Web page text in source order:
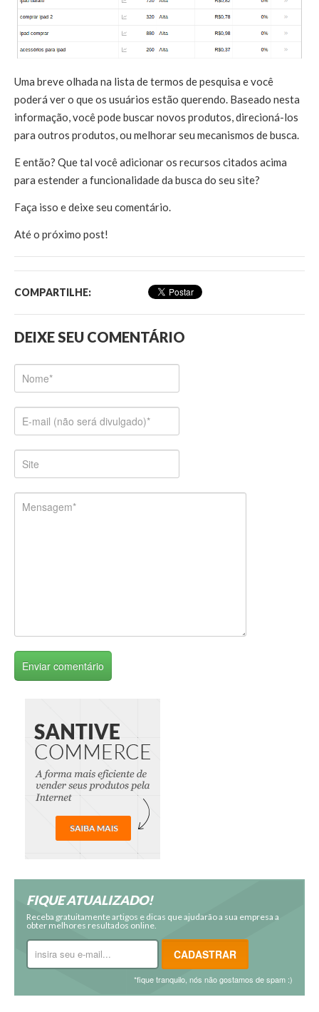
Uma breve olhada na lista de termos de pesquisa e você
poderá ver o que os usuários estão querendo. Baseado nesta
informação, você pode buscar novos produtos, direcioná-los
para outros produtos, ou melhorar seu mecanismos de busca.
E então? Que tal você adicionar os recursos citados acima
para estender a funcionalidade da busca do seu site?
Faça isso e deixe seu comentário.
Até o próximo post!
COMPARTILHE:
DEIXE SEU COMENTÁRIO
FIQUE ATUALIZADO!
Receba gratuitamente artigos e dicas que ajudarão a sua empresa a
obter melhores resultados online.
*fique tranquilo, nós não gostamos de spam :)